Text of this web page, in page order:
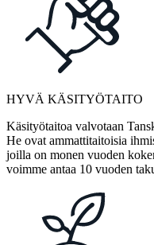
HYVÄ KÄSITYÖTAITO
Käsityötaitoa valvotaan
He ovat ammattitaitoisia
joilla on monen vuoden
voimme antaa 10 vuoden